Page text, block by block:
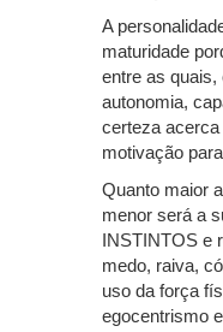
A
maturidade
entre as quais,
autonomia,
certeza
motivação
Quanto maior
menor será a
INSTINTOS e
medo, raiva,
uso da força
egocentrismo